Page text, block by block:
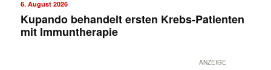
6. August 2026
Kupando behandelt ersten Krebs-Patienten
mit Immuntherapie
ANZEIGE